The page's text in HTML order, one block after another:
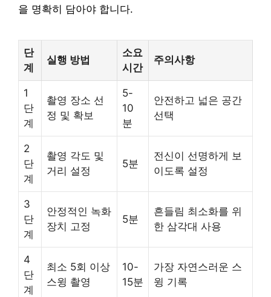
을 명확히 담아야 합니다.
단
계
실행 방법
소요
시간
주의사항
1
단
계
촬영 장소 선
정 및 확보
5-
10
분
안전하고 넓은 공간
선택
2
단
계
촬영 각도 및
거리 설정
5분
전신이 선명하게 보
이도록 설정
3
단
계
안정적인 녹화
장치 고정
5분
흔들림 최소화를 위
한 삼각대 사용
4
단
계
최소 5회 이상
스윙 촬영
10-
15분
가장 자연스러운 스
윙 기록